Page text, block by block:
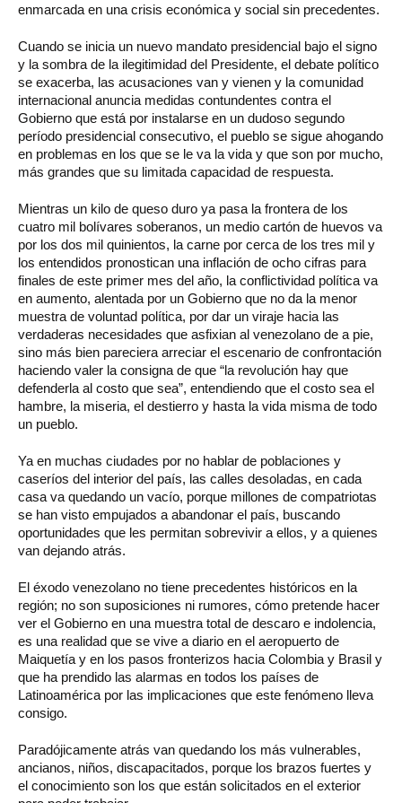
enmarcada en una crisis económica y social sin precedentes.
Cuando se inicia un nuevo mandato presidencial bajo el signo
y la sombra de la ilegitimidad del Presidente, el debate político
se exacerba, las acusaciones van y vienen y la comunidad
internacional anuncia medidas contundentes contra el
Gobierno que está por instalarse en un dudoso segundo
período presidencial consecutivo, el pueblo se sigue ahogando
en problemas en los que se le va la vida y que son por mucho,
más grandes que su limitada capacidad de respuesta.
Mientras un kilo de queso duro ya pasa la frontera de los
cuatro mil bolívares soberanos, un medio cartón de huevos va
por los dos mil quinientos, la carne por cerca de los tres mil y
los entendidos pronostican una inflación de ocho cifras para
finales de este primer mes del año, la conflictividad política va
en aumento, alentada por un Gobierno que no da la menor
muestra de voluntad política, por dar un viraje hacia las
verdaderas necesidades que asfixian al venezolano de a pie,
sino más bien pareciera arreciar el escenario de confrontación
haciendo valer la consigna de que “la revolución hay que
defenderla al costo que sea”, entendiendo que el costo sea el
hambre, la miseria, el destierro y hasta la vida misma de todo
un pueblo.
Ya en muchas ciudades por no hablar de poblaciones y
caseríos del interior del país, las calles desoladas, en cada
casa va quedando un vacío, porque millones de compatriotas
se han visto empujados a abandonar el país, buscando
oportunidades que les permitan sobrevivir a ellos, y a quienes
van dejando atrás.
El éxodo venezolano no tiene precedentes históricos en la
región; no son suposiciones ni rumores, cómo pretende hacer
ver el Gobierno en una muestra total de descaro e indolencia,
es una realidad que se vive a diario en el aeropuerto de
Maiquetía y en los pasos fronterizos hacia Colombia y Brasil y
que ha prendido las alarmas en todos los países de
Latinoamérica por las implicaciones que este fenómeno lleva
consigo.
Paradójicamente atrás van quedando los más vulnerables,
ancianos, niños, discapacitados, porque los brazos fuertes y
el conocimiento son los que están solicitados en el exterior